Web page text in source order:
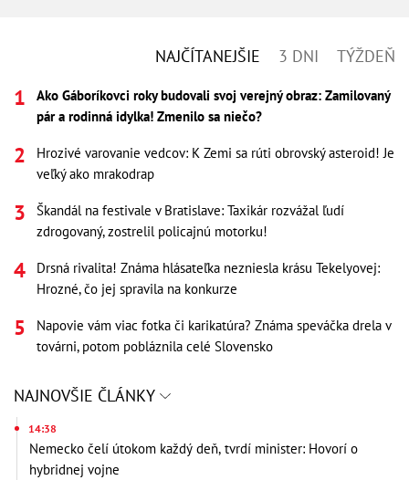
NAJČÍTANEJŠIE 3 DNI TÝŽDEŇ
Ako Gáboríkovci roky budovali svoj verejný obraz: Zamilovaný
pár a rodinná idylka! Zmenilo sa niečo?
Hrozivé varovanie vedcov: K Zemi sa rúti obrovský asteroid! Je
veľký ako mrakodrap
Škandál na festivale v Bratislave: Taxikár rozvážal ľudí
zdrogovaný, zostrelil policajnú motorku!
Drsná rivalita! Známa hlásateľka nezniesla krásu Tekelyovej:
Hrozné, čo jej spravila na konkurze
Napovie vám viac fotka či karikatúra? Známa speváčka drela v
továrni, potom pobláznila celé Slovensko
NAJNOVŠIE ČLÁNKY
14:38
Nemecko čelí útokom každý deň, tvrdí minister: Hovorí o
hybridnej vojne